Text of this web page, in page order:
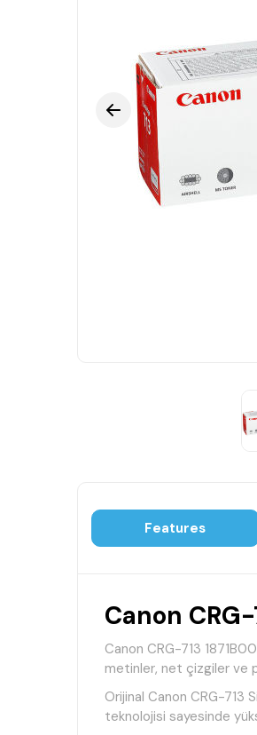
Features
Canon
Canon CRG-713
metinler, net çizgiler ve
Orijinal Canon CRG-713
teknolojisi sayesinde